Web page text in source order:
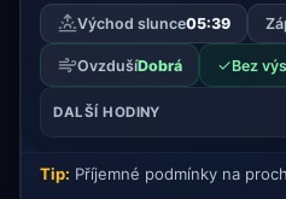
Východ slunce05:39
OvzdušíDobrá ✓Bez
DALŠÍ HODINY
Tip: Příjemné podmínky na